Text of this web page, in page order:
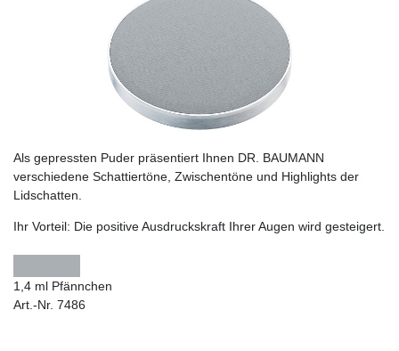
Als gepressten Puder präsentiert Ihnen DR. BAUMANN
verschiedene Schattiertöne, Zwischentöne und Highlights der
Lidschatten.
Ihr Vorteil: Die positive Ausdruckskraft Ihrer Augen wird gesteigert.
1,4 ml Pfännchen
Art.-Nr. 7486